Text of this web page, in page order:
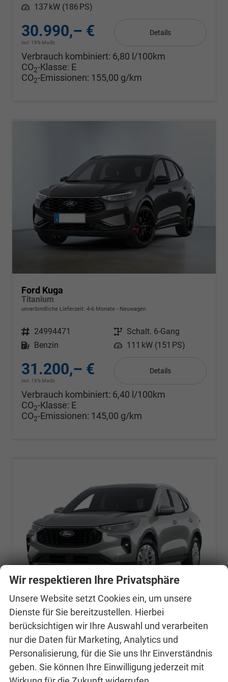
Leistung 137 kW (186 PS)
30.990,– €
incl. 19% MwSt.
Details
Verbrauch kombiniert: 6,80 l/100km
CO2-Klasse: E
CO2-Emissionen: 155,00 g/km
Ford Kuga
Titanium
unverbindliche Lieferzeit: 4-6 Monate Neuwagen
Fahrzeugnr. 24994471 Getriebe Schalt. 6-Gang
Kraftstoff
Benzin Leistung 111 kW (151 PS)
31.200,– €
incl. 19% MwSt.
Details
Verbrauch kombiniert: 6,40 l/100km
CO2-Klasse: E
CO2-Emissionen: 145,00 g/km
Ford Kuga
Fahrzeugnr. 24990058 Getriebe Automatik
Wir respektieren Ihre Privatsphäre
Unsere Website setzt Cookies ein, um unsere
Dienste für Sie bereitzustellen. Hierbei
berücksichtigen wir Ihre Auswahl und verarbeiten
nur die Daten für Marketing, Analytics und
Personalisierung, für die Sie uns Ihr Einverständnis
geben. Sie können Ihre Einwilligung jederzeit mit